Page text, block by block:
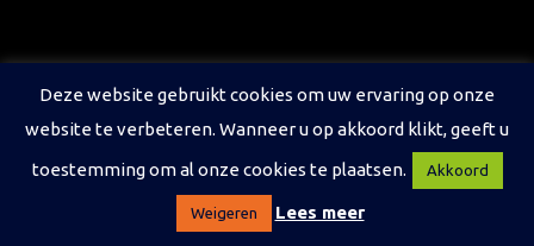
Deze website gebruikt cookies om uw ervaring op onze
website te verbeteren. Wanneer u op akkoord klikt, geeft u
toestemming om al onze cookies te plaatsen.
Akkoord
Weigeren Lees meer